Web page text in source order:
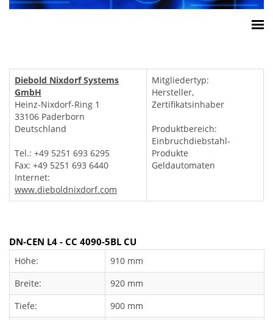
ESSA Verband
White Paper
Produkte
Versicherungssummen
Kontakt
Diebold Nixdorf Systems
GmbH
Heinz-Nixdorf-Ring 1
33106 Paderborn
Deutschland
Tel.: +49 5251 693 6295
Fax: +49 5251 693 6440
Internet:
www.dieboldnixdorf.com
Mitgliedertyp:
Hersteller,
Zertifikatsinhaber
Produktbereich:
Einbruchdiebstahl-
Produkte
Geldautomaten
DN-CEN L4 - CC 4090-5BL CU
Höhe:
910 mm
Breite:
920 mm
Tiefe:
900 mm